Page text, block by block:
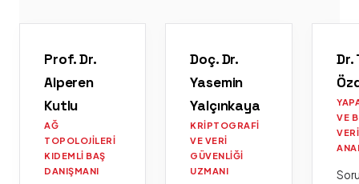
Prof. Dr.
Alperen
Kutlu
AĞ
TOPOLOJILERI
KIDEMLI BAŞ
DANIŞMANI
Doç. Dr.
Yasemin
Yalçınkaya
KRIPTOGRAFI
VE VERI
GÜVENLIĞI
UZMANI
Dr.
VE
VERI